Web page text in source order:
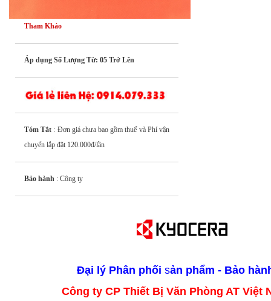
Tham Khảo
Áp dụng Số Lượng Từ: 05 Trở Lên
Tóm Tắt : Đơn giá chưa bao gồm thuế và Phí vận
chuyển lắp đặt 120.000đ/lần
Bảo hành : Công ty
Đại lý Phân phối sản phẩm - Bảo
Công ty CP Thiết Bị Văn Phòng AT Việt